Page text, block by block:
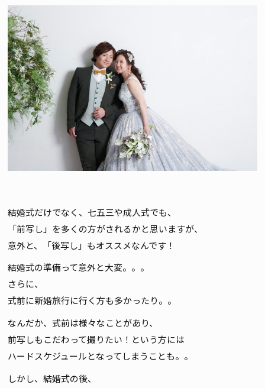
結婚式だけでなく、七五三や成人式でも、
「前写し」を多くの方がされるかと思いますが、
意外と、「後写し」もオススメなんです！
結婚式の準備って意外と大変。。。
さらに、
式前に新婚旅行に行く方も多かったり。。
なんだか、式前は様々なことがあり、
前写しもこだわって撮りたい！という方には
ハードスケジュールとなってしまうことも。。
しかし、結婚式の後、